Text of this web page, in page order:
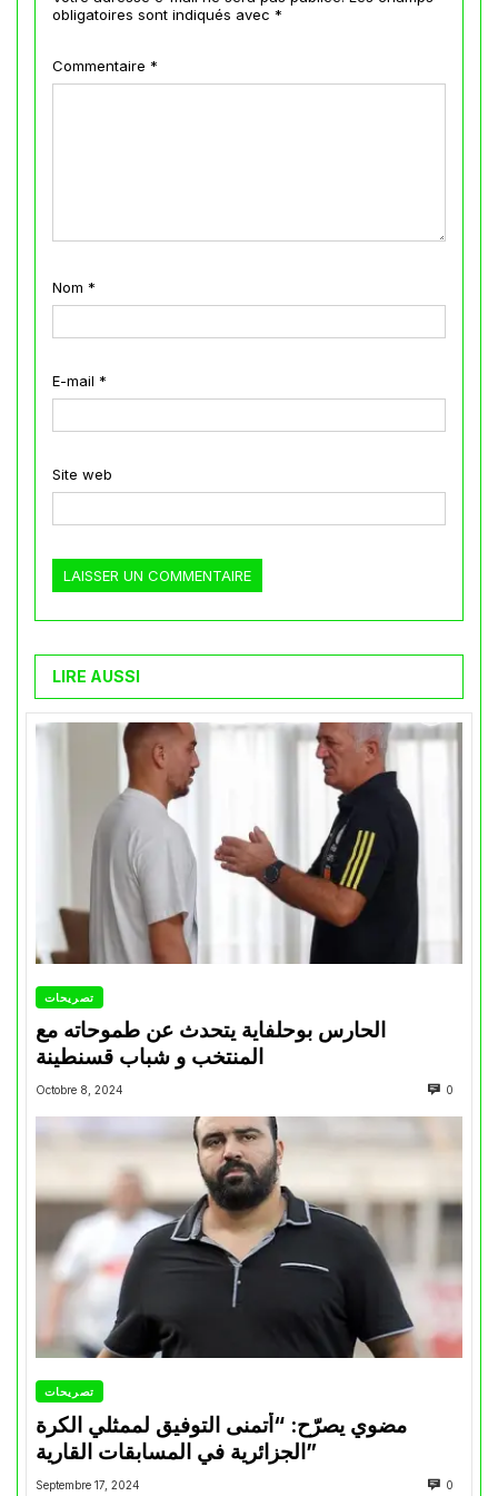
obligatoires sont indiqués avec *
Commentaire *
Nom *
E-mail *
Site web
LIRE AUSSI
تصريحات
الحارس بوحلفاية يتحدث عن طموحاته مع
المنتخب و شباب قسنطينة
Octobre 8, 2024 0
تصريحات
مضوي يصرّح: “أتمنى التوفيق لممثلي الكرة
الجزائرية في المسابقات القارية”
Septembre 17, 2024 0